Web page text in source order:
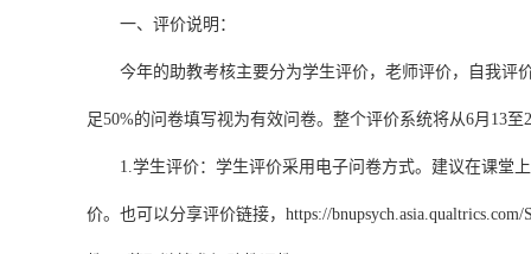
一、评价说明：
今年的助教考核主要分为学生评价，老师评价，自我评
足50%的问卷填写视为有效问卷。整个评价系统将从6月13
1.学生评价：学生评价采用电子问卷方式。建议在课堂上
价。也可以分享评价链接， https://